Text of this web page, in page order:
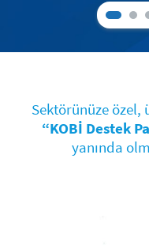
Sektörünüze özel,
“KOBİ Destek
yanında